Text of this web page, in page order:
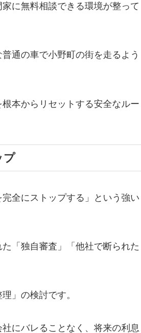
に無料相談できる環境が整って
通の車で小野町の街を走るよう
本からリセットする安全なルー
プ
全にストップする」という強い
「独自審査」「他社で断られた
」の検討です。
にバレることなく、将来の利息